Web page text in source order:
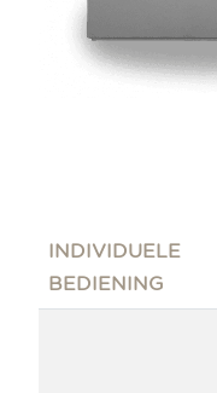
INDIVIDUELE
BEDIENING